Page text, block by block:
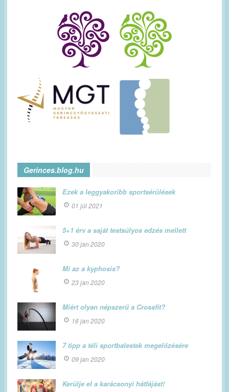
Gerinces.blog.hu
Ezek a leggyakoribb sportsérülések
01 júl 2021
5+1 érv a saját testsúlyos edzés mellett
30 jan 2020
Mi az a kyphosis?
23 jan 2020
Miért olyan népszerű a Crossfit?
16 jan 2020
7 tipp a téli sportbalestek megelőzésére
09 jan 2020
Kerülje el a karácsonyi hátfájást!